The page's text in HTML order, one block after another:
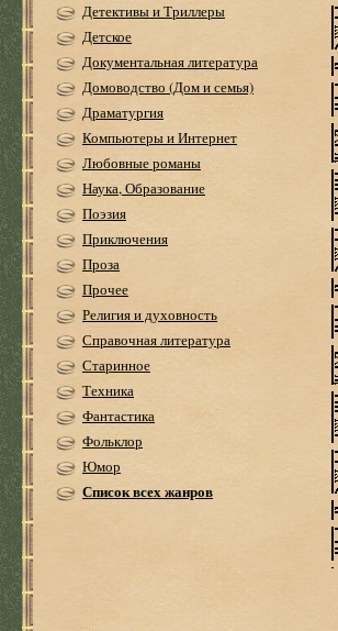
Детективы и Триллеры
Детское
Документальная литература
Домоводство (Дом и семья)
Драматургия
Компьютеры и Интернет
Любовные романы
Наука, Образование
Поэзия
Приключения
Проза
Прочее
Религия и духовность
Справочная литература
Старинное
Техника
Фантастика
Фольклор
Юмор
Список всех жанров